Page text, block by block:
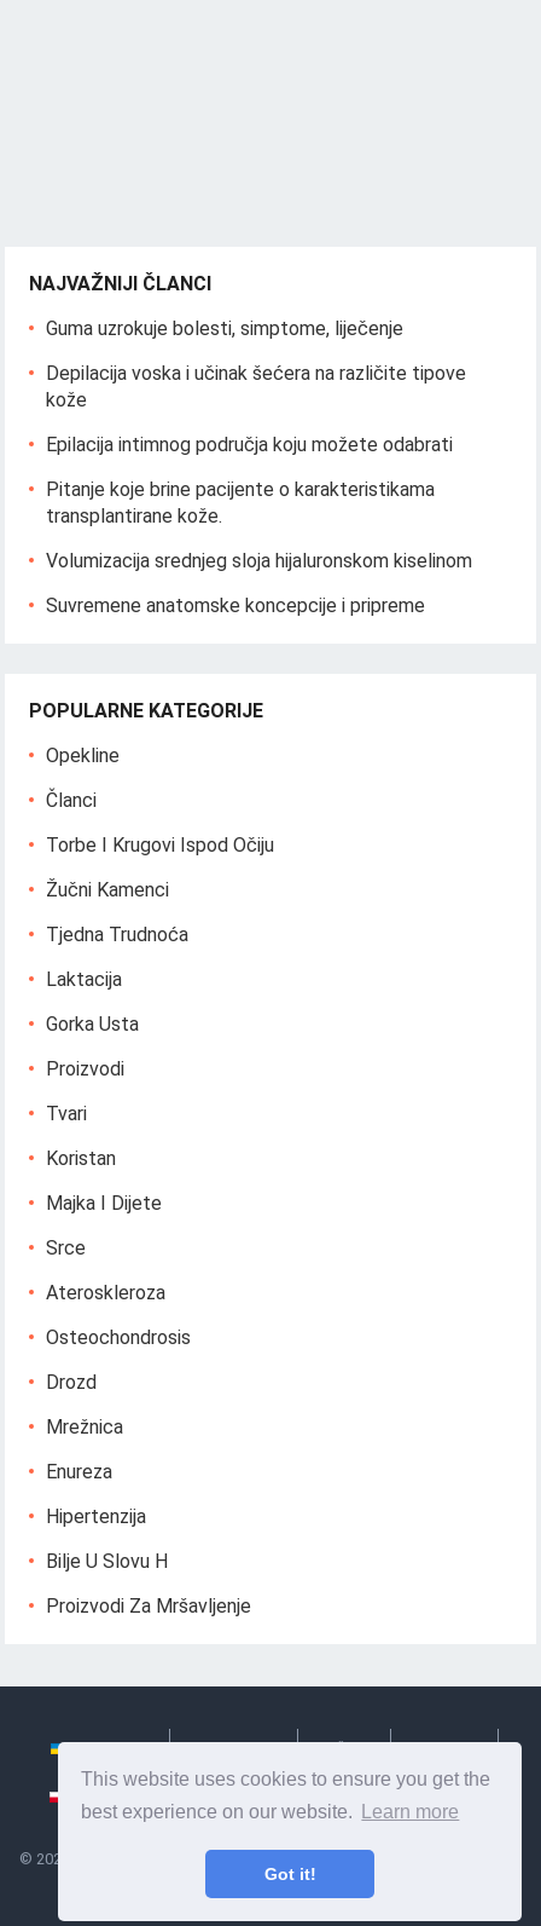
This website uses cookies to ensure you get the
best experience on our website.
Learn more
Got it!
NAJVAŽNIJI ČLANCI
Guma uzrokuje bolesti, simptome, liječenje
Depilacija voska i učinak šećera na različite tipove
kože
Epilacija intimnog područja koju možete odabrati
Pitanje koje brine pacijente o karakteristikama
transplantirane kože.
Volumizacija srednjeg sloja hijaluronskom kiselinom
Suvremene anatomske koncepcije i pripreme
POPULARNE KATEGORIJE
Opekline
Članci
Torbe I Krugovi Ispod Očiju
Žučni Kamenci
Tjedna Trudnoća
Laktacija
Gorka Usta
Proizvodi
Tvari
Koristan
Majka I Dijete
Srce
Ateroskleroza
Osteochondrosis
Drozd
Mrežnica
Enureza
Hipertenzija
Bilje U Slovu H
Proizvodi Za Mršavljenje
© 2026
- Korisne informacije i savjeti za brigu o sebi. Zdravlje,